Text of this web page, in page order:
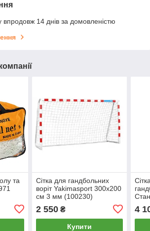
14 днів за домовленістю
та
Сітка для гандбольних
воріт Yakimasport 300х200
см 3 мм (100230)
2 550₴
Купити
4